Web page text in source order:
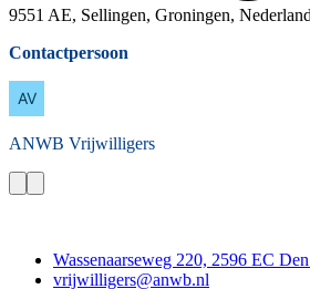
9551 AE, Sellingen, Groningen, Nederland
Contactpersoon
ANWB Vrijwilligers
Wassenaarseweg 220, 2596 EC
vrijwilligers@anwb.nl